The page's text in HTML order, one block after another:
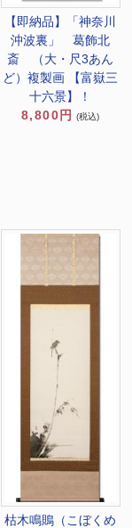
【即納品】「神奈川
沖波裏」 葛飾北
斎 （大・尺3あん
ど）複製画 【富嶽三
十六景】！
8,800円
(税込)
枯木鳴鵙（こぼくめ